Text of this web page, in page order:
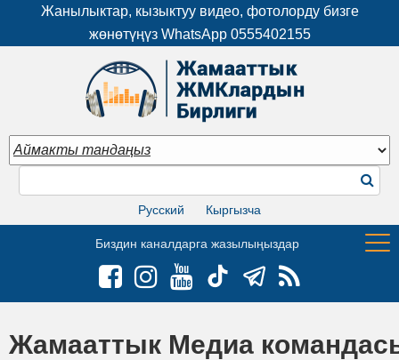
Жанылыктар, кызыктуу видео, фотолорду бизге
жөнөтүңүз WhatsApp 0555402155
Русский Кыргызча
Биздин каналдарга жазылыңыздар
Жамааттык Медиа